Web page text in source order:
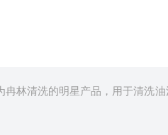
冉林清洗的明星产品，用于清洗